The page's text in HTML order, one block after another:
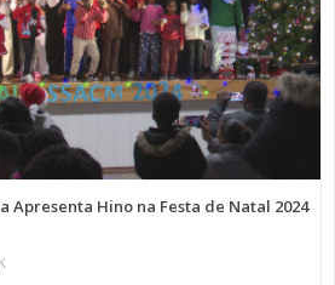
Apresenta Hino na Festa de Natal 2024